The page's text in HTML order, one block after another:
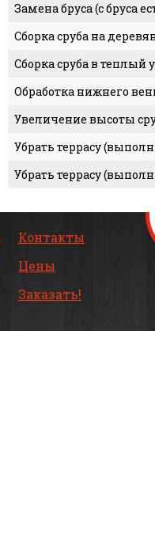
Замена бруса (с бруса
Сборка сруба на
Сборка сруба в теплый
Обработка нижнего
Увеличение высоты
Убрать террасу
Убрать террасу
Контакты
Цены
Заказать!